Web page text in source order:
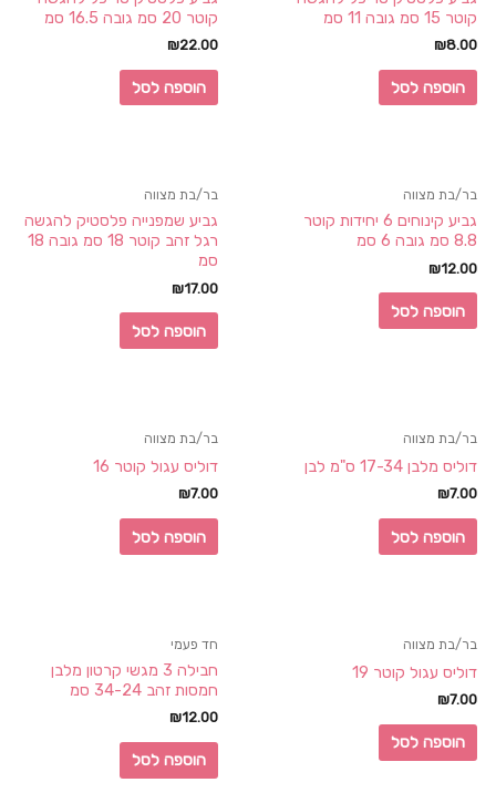
קוטר 15 סמ גובה 11 סמ
₪8.00
הוספה לסל
קוטר 20 סמ גובה 16.5 סמ
₪22.00
הוספה לסל
בר/בת מצווה
גביע קינוחים 6 יחידות קוטר
8.8 סמ גובה 6 סמ
₪12.00
הוספה לסל
בר/בת מצווה
גביע שמפנייה פלסטיק להגשה
רגל זהב קוטר 18 סמ גובה 18
סמ
₪17.00
הוספה לסל
בר/בת מצווה
דוליס מלבן 17-34 ס"מ לבן
₪7.00
הוספה לסל
בר/בת מצווה
דוליס עגול קוטר 16
₪7.00
הוספה לסל
בר/בת מצווה
דוליס עגול קוטר 19
₪7.00
הוספה לסל
חד פעמי
חבילה 3 מגשי קרטון מלבן
חמסות זהב 34-24 סמ
₪12.00
הוספה לסל